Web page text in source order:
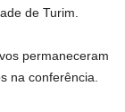
de Turim.
permaneceram
na conferência.